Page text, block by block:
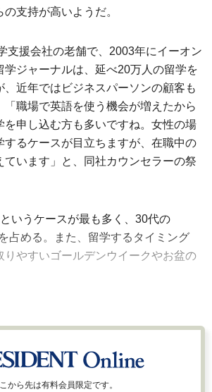
支持が高いようだ。
支援会社の老舗で、2003年にイーオン
学ジャーナルは、延べ20万人の留学を
、近年ではビジネスパーソンの顧客も
「職場で英語を使う機会が増えたから
を申し込む方も多いですね。女性の場
するケースが目立ちますが、在職中の
ています」と、同社カウンセラーの祭
いうケースが最も多く、30代の
占める。また、留学するタイミング
りやすいゴールデンウイークやお盆の
から先は有料会員限定です。